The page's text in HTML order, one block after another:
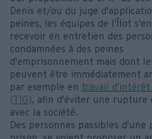
Denis et/ou du juge
peines, les équipes de l'Îlot
recevoir en entretien des
condamnées à des peines
d'emprisonnement mais dont
peuvent être immédiatement
par exemple en travail
(TIG), afin d'éviter une rupture
avec la société.
Des personnes passibles d'une